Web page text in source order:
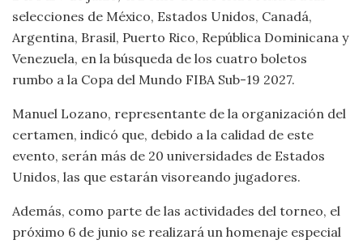
selecciones de México, Estados Unidos, Canadá,
Argentina, Brasil, Puerto Rico, República Dominicana y
Venezuela, en la búsqueda de los cuatro boletos
rumbo a la Copa del Mundo FIBA Sub-19 2027.
Manuel Lozano, representante de la organización del
certamen, indicó que, debido a la calidad de este
evento, serán más de 20 universidades de Estados
Unidos, las que estarán visoreando jugadores.
Además, como parte de las actividades del torneo, el
próximo 6 de junio se realizará un homenaje especial